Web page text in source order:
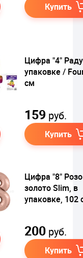
Купить
Цифра "4"
упаковке /
см
159 руб.
Купить
Цифра "8"
золото Slim, в
упаковке, 102
200 руб.
Купить